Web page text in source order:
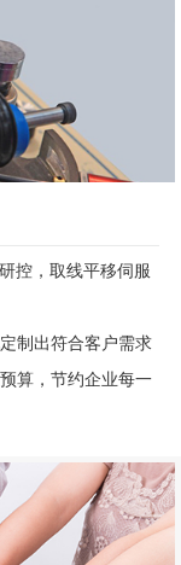
控，取线平移伺服
制出符合客户需求
算，节约企业每一